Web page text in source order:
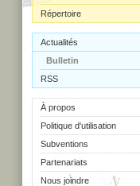
Répertoire
Actualités
Bulletin
RSS
À propos
Politique d'utilisation
Subventions
Partenariats
Nous joindre